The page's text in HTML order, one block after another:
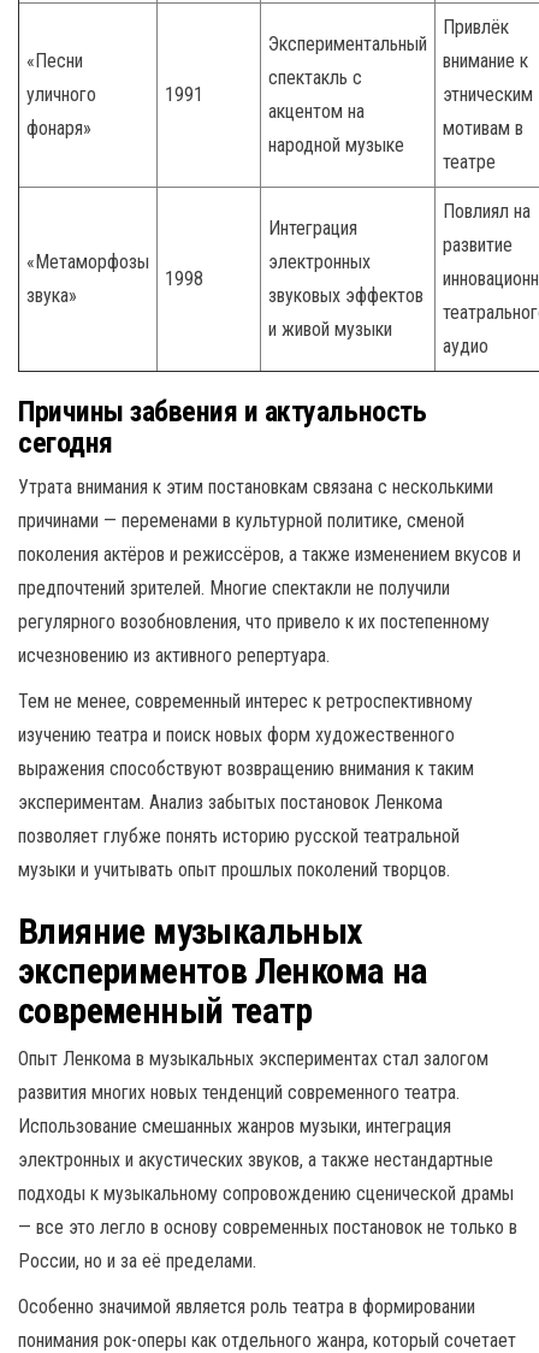
«Песни
уличного
фонаря»
1991
Экспериментальный
спектакль с
акцентом на
народной музыке
Привлёк
внимание к
этническим
мотивам в
театре
«Метаморфозы
звука»
1998
Интеграция
электронных
звуковых эффектов
и живой музыки
Повлиял на
развитие
аудио
Причины забвения и актуальность
сегодня
Утрата внимания к этим постановкам связана с несколькими
причинами — переменами в культурной политике, сменой
поколения актёров и режиссёров, а также изменением вкусов и
предпочтений зрителей. Многие спектакли не получили
регулярного возобновления, что привело к их постепенному
исчезновению из активного репертуара.
Тем не менее, современный интерес к ретроспективному
изучению театра и поиск новых форм художественного
выражения способствуют возвращению внимания к таким
экспериментам. Анализ забытых постановок Ленкома
позволяет глубже понять историю русской театральной
музыки и учитывать опыт прошлых поколений творцов.
Влияние музыкальных
экспериментов Ленкома на
современный театр
Опыт Ленкома в музыкальных экспериментах стал залогом
развития многих новых тенденций современного театра.
Использование смешанных жанров музыки, интеграция
электронных и акустических звуков, а также нестандартные
подходы к музыкальному сопровождению сценической драмы
— все это легло в основу современных постановок не только в
России, но и за её пределами.
Особенно значимой является роль театра в формировании
понимания рок-оперы как отдельного жанра, который сочетает